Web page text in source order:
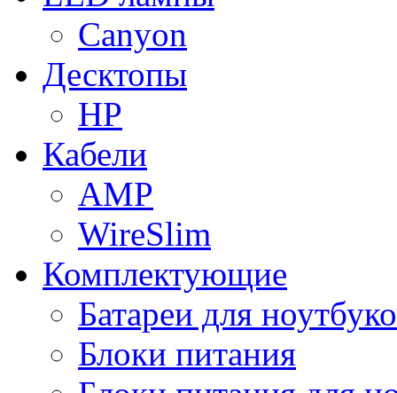
Canyon
Десктопы
HP
Кабели
AMP
WireSlim
Комплектующие
Батареи для
Блоки питания